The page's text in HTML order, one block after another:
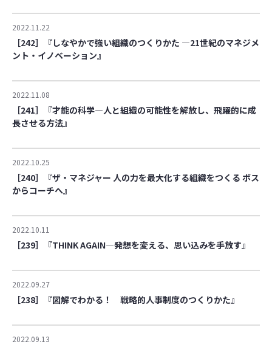
2022.11.22
［242］『しなやかで強い組織のつくりかた ―21世紀のマネジメ
ント・イノベーション』
2022.11.08
［241］『才能の科学―人と組織の可能性を解放し、飛躍的に成
長させる方法』
2022.10.25
［240］『ザ・マネジャー 人の力を最大化する組織をつくる ボス
からコーチへ』
2022.10.11
［239］『THINK AGAIN―発想を変える、思い込みを手放す』
2022.09.27
［238］『図解でわかる！ 戦略的人事制度のつくりかた』
2022.09.13